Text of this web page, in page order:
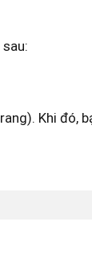
Khi đó,